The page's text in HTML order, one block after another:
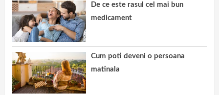
De ce este rasul cel mai bun
medicament
Cum poti deveni o persoana
matinala